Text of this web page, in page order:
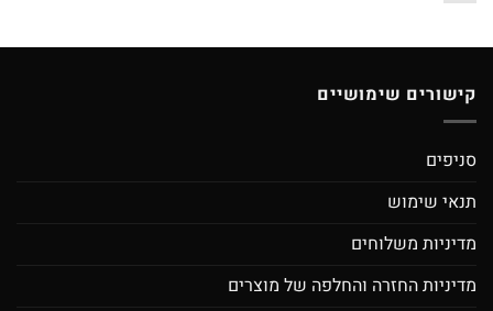
קישורים שימושיים
סניפים
תנאי שימוש
מדיניות משלוחים
מדיניות החזרה והחלפה של מוצרים